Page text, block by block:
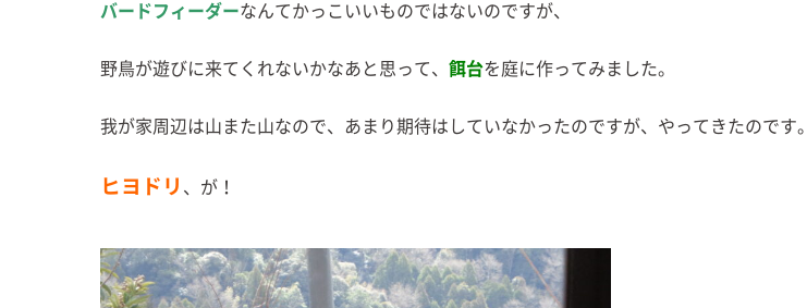
バードフィーダーなんてかっこいいものではないのですが、
野鳥が遊びに来てくれないかなあと思って、 餌台を庭に作ってみました。
我が家周辺は山また山なので、あまり期待はしていなかったのですが、やってきたのです。
ヒヨドリ 、が！